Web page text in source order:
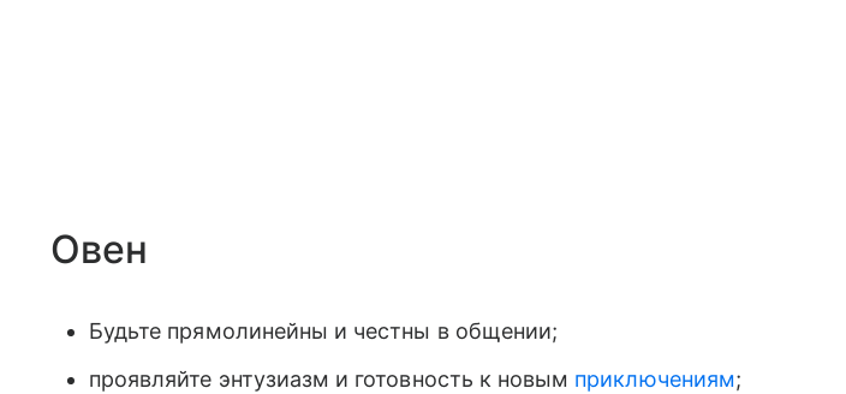
Овен
Будьте прямолинейны и честны в общении;
проявляйте энтузиазм и готовность к новым приключениям;